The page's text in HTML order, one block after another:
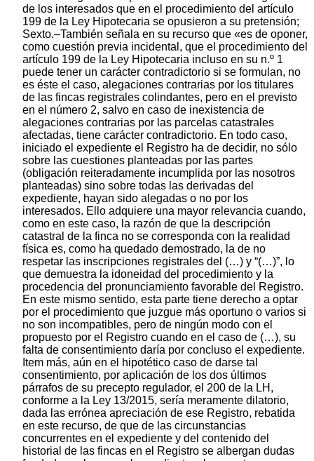
de los interesados que en el procedimiento del artículo
199 de la Ley Hipotecaria se opusieron a su pretensión;
Sexto.–También señala en su recurso que «es de oponer,
como cuestión previa incidental, que el procedimiento del
artículo 199 de la Ley Hipotecaria incluso en su n.º 1
puede tener un carácter contradictorio si se formulan, no
es éste el caso, alegaciones contrarias por los titulares
de las fincas registrales colindantes, pero en el previsto
en el número 2, salvo en caso de inexistencia de
alegaciones contrarias por las parcelas catastrales
afectadas, tiene carácter contradictorio. En todo caso,
iniciado el expediente el Registro ha de decidir, no sólo
sobre las cuestiones planteadas por las partes
(obligación reiteradamente incumplida por las nosotros
planteadas) sino sobre todas las derivadas del
expediente, hayan sido alegadas o no por los
interesados. Ello adquiere una mayor relevancia cuando,
como en este caso, la razón de que la descripción
catastral de la finca no se corresponda con la realidad
física es, como ha quedado demostrado, la de no
respetar las inscripciones registrales del (…) y “(…)”, lo
que demuestra la idoneidad del procedimiento y la
procedencia del pronunciamiento favorable del Registro.
En este mismo sentido, esta parte tiene derecho a optar
por el procedimiento que juzgue más oportuno o varios si
no son incompatibles, pero de ningún modo con el
propuesto por el Registro cuando en el caso de (…), su
falta de consentimiento daría por concluso el expediente.
Item más, aún en el hipotético caso de darse tal
consentimiento, por aplicación de los dos últimos
párrafos de su precepto regulador, el 200 de la LH,
conforme a la Ley 13/2015, sería meramente dilatorio,
dada las errónea apreciación de ese Registro, rebatida
en este recurso, de que de las circunstancias
concurrentes en el expediente y del contenido del
historial de las fincas en el Registro se albergan dudas